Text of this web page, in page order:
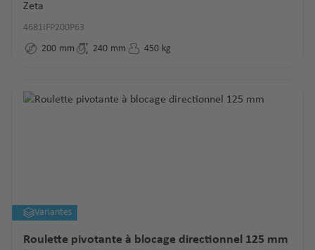
Zeta
4681IFP200P63
200 mm 240 mm 450 kg
Variantes
Roulette pivotante à blocage directionnel 125 mm